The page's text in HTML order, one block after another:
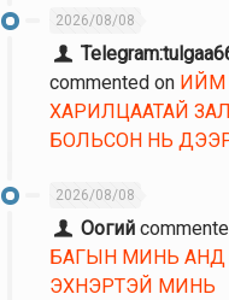
2026/08/08
commented on ИЙМ
ХАРИЛЦААТАЙ
БОЛЬСОН НЬ
2026/08/08
Оогий
БАГЫН МИНЬ АНД
ЭХНЭРТЭЙ МИНЬ